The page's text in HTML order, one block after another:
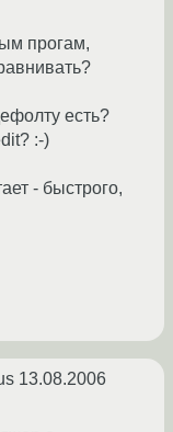
прогам,
есть?
:-)
- быстрого,
13.08.2006